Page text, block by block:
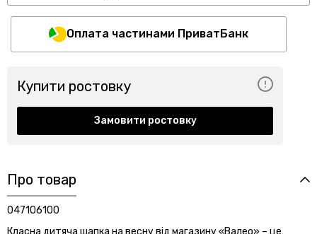
Оплата частинами ПриватБанк
Купити ростовку
Замовити ростовку
Про товар
047106100
Класна дитяча шапка на весну від магазину «Валео» – це